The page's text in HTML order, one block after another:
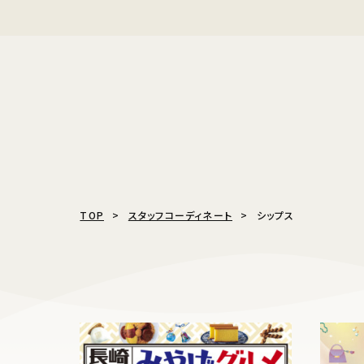
TOP スタッフコーディネート シップス